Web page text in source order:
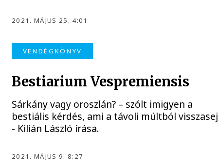
2021. MÁJUS 25. 4:01
VENDÉGKÖNYV
Bestiarium Vespremiensis
Sárkány vagy oroszlán? – szólt imigyen a
bestiális kérdés, ami a távoli múltból
- Kilián László írása.
2021. MÁJUS 9. 8:27